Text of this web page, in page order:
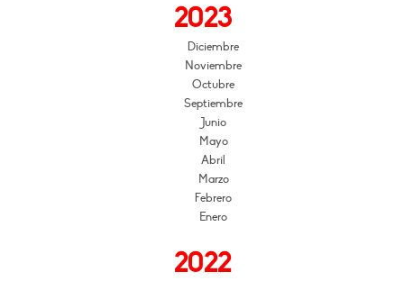
2023
Diciembre
Noviembre
Octubre
Septiembre
Junio
Mayo
Abril
Marzo
Febrero
Enero
2022